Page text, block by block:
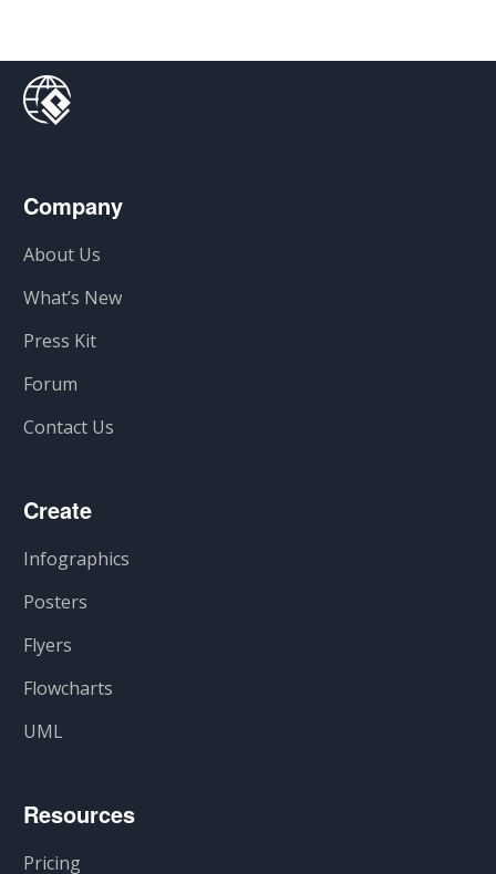
Company
About Us
What’s New
Press Kit
Forum
Contact Us
Create
Infographics
Posters
Flyers
Flowcharts
UML
Resources
Pricing